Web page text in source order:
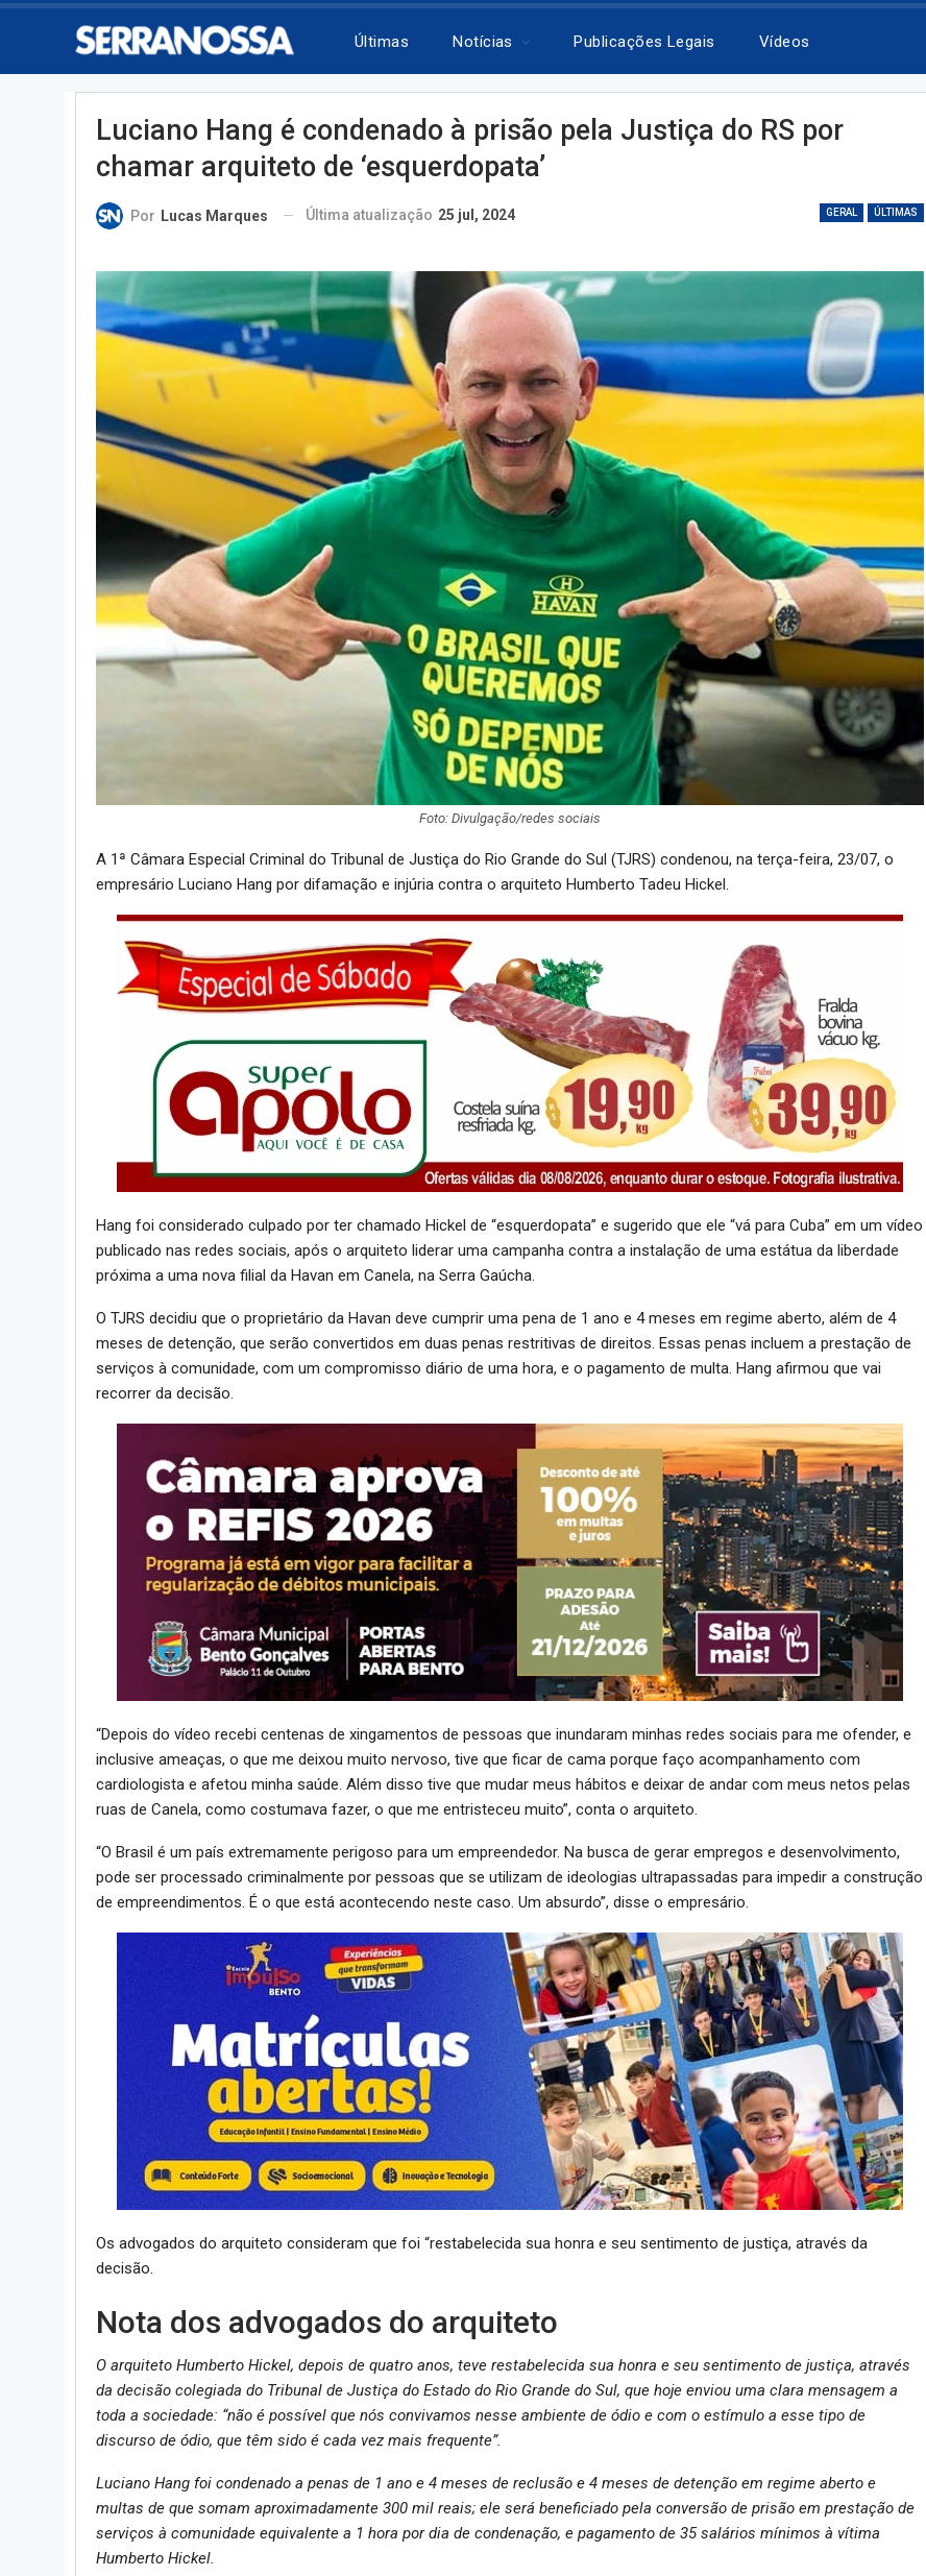
Últimas Notícias Publicações Legais Vídeos
Luciano Hang é condenado à prisão pela Justiça do RS por
chamar arquiteto de ‘esquerdopata’
GERAL ÚLTIMAS
Por Lucas Marques Última atualização 25 jul, 2024
Foto: Divulgação/redes sociais
A 1ª Câmara Especial Criminal do Tribunal de Justiça do Rio Grande do Sul (TJRS) condenou, na terça-feira, 23/07, o
empresário Luciano Hang por difamação e injúria contra o arquiteto Humberto Tadeu Hickel.
Hang foi considerado culpado por ter chamado Hickel de “esquerdopata” e sugerido que ele “vá para Cuba” em um vídeo
publicado nas redes sociais, após o arquiteto liderar uma campanha contra a instalação de uma estátua da liberdade
próxima a uma nova filial da Havan em Canela, na Serra Gaúcha.
O TJRS decidiu que o proprietário da Havan deve cumprir uma pena de 1 ano e 4 meses em regime aberto, além de 4
meses de detenção, que serão convertidos em duas penas restritivas de direitos. Essas penas incluem a prestação de
serviços à comunidade, com um compromisso diário de uma hora, e o pagamento de multa. Hang afirmou que vai
recorrer da decisão.
“Depois do vídeo recebi centenas de xingamentos de pessoas que inundaram minhas redes sociais para me ofender, e
inclusive ameaças, o que me deixou muito nervoso, tive que ficar de cama porque faço acompanhamento com
cardiologista e afetou minha saúde. Além disso tive que mudar meus hábitos e deixar de andar com meus netos pelas
ruas de Canela, como costumava fazer, o que me entristeceu muito”, conta o arquiteto.
“O Brasil é um país extremamente perigoso para um empreendedor. Na busca de gerar empregos e desenvolvimento,
pode ser processado criminalmente por pessoas que se utilizam de ideologias ultrapassadas para impedir a construção
de empreendimentos. É o que está acontecendo neste caso. Um absurdo”, disse o empresário.
Os advogados do arquiteto consideram que foi “restabelecida sua honra e seu sentimento de justiça, através da
decisão.
Nota dos advogados do arquiteto
O arquiteto Humberto Hickel, depois de quatro anos, teve restabelecida sua honra e seu sentimento de justiça, através
da decisão colegiada do Tribunal de Justiça do Estado do Rio Grande do Sul, que hoje enviou uma clara mensagem a
toda a sociedade: “não é possível que nós convivamos nesse ambiente de ódio e com o estímulo a esse tipo de
discurso de ódio, que têm sido é cada vez mais frequente”.
Luciano Hang foi condenado a penas de 1 ano e 4 meses de reclusão e 4 meses de detenção em regime aberto e
multas de que somam aproximadamente 300 mil reais; ele será beneficiado pela conversão de prisão em prestação de
serviços à comunidade equivalente a 1 hora por dia de condenação, e pagamento de 35 salários mínimos à vítima
Humberto Hickel.